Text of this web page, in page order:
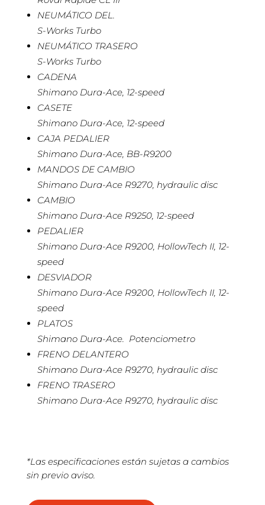
NEUMÁTICO DEL.
S-Works Turbo
NEUMÁTICO TRASERO
S-Works Turbo
CADENA
Shimano Dura-Ace, 12-speed
CASETE
Shimano Dura-Ace, 12-speed
CAJA PEDALIER
Shimano Dura-Ace, BB-R9200
MANDOS DE CAMBIO
Shimano Dura-Ace R9270, hydraulic disc
CAMBIO
Shimano Dura-Ace R9250, 12-speed
PEDALIER
Shimano Dura-Ace R9200, HollowTech II, 12-
speed
DESVIADOR
Shimano Dura-Ace R9200, HollowTech II, 12-
speed
PLATOS
Shimano Dura-Ace. Potenciometro
FRENO DELANTERO
Shimano Dura-Ace R9270, hydraulic disc
FRENO TRASERO
Shimano Dura-Ace R9270, hydraulic disc
*Las especificaciones están sujetas a cambios
sin previo aviso.